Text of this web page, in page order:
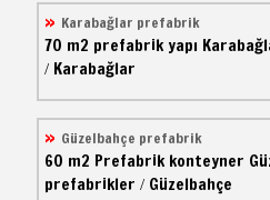
Karabağlar prefabrik
70 m2 prefabrik yapı
/ Karabağlar
Güzelbahçe prefabrik
60 m2 Prefabrik konteyner
prefabrikler / Güzelbahçe